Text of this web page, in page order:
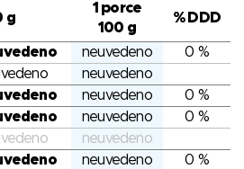
g
1 porce
100 g
% DDD
neuvedeno
0 %
neuvedeno
neuvedeno
0 %
neuvedeno
0 %
neuvedeno
neuvedeno
0 %